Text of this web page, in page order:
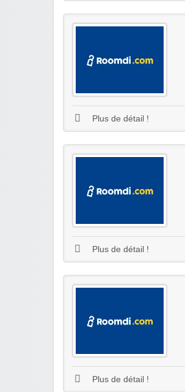
Plus de détail !
Plus de détail !
Plus de détail !